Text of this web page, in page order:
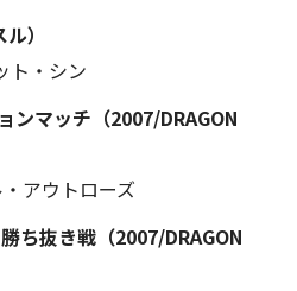
）
ト・シン
ンマッチ（2007/DRAGON
アウトローズ
ち抜き戦（2007/DRAGON